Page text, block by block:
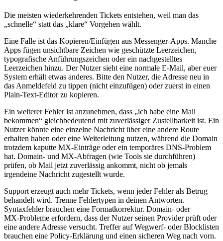
Die meisten wiederkehrenden Tickets entstehen, weil man das
„schnelle“ statt das „klare“ Vorgehen wählt.
Eine Falle ist das Kopieren/Einfügen aus Messenger‑Apps. Manche
Apps fügen unsichtbare Zeichen wie geschützte Leerzeichen,
typografische Anführungszeichen oder ein nachgestelltes
Leerzeichen hinzu. Der Nutzer sieht eine normale E‑Mail, aber euer
System erhält etwas anderes. Bitte den Nutzer, die Adresse neu in
das Anmeldefeld zu tippen (nicht einzufügen) oder zuerst in einen
Plain‑Text‑Editor zu kopieren.
Ein weiterer Fehler ist anzunehmen, dass „ich habe eine Mail
bekommen“ gleichbedeutend mit zuverlässiger Zustellbarkeit ist. Ein
Nutzer könnte eine einzelne Nachricht über eine andere Route
erhalten haben oder eine Weiterleitung nutzen, während die Domain
trotzdem kaputte MX‑Einträge oder ein temporäres DNS‑Problem
hat. Domain‑ und MX‑Abfragen (wie Tools sie durchführen)
prüfen, ob Mail jetzt zuverlässig ankommt, nicht ob jemals
irgendeine Nachricht zugestellt wurde.
Support erzeugt auch mehr Tickets, wenn jeder Fehler als Betrug
behandelt wird. Trenne Fehlertypen in deinen Antworten.
Syntaxfehler brauchen eine Formatkorrektur. Domain‑ oder
MX‑Probleme erfordern, dass der Nutzer seinen Provider prüft oder
eine andere Adresse versucht. Treffer auf Wegwerf‑ oder Blocklisten
brauchen eine Policy‑Erklärung und einen sicheren Weg nach vorn.